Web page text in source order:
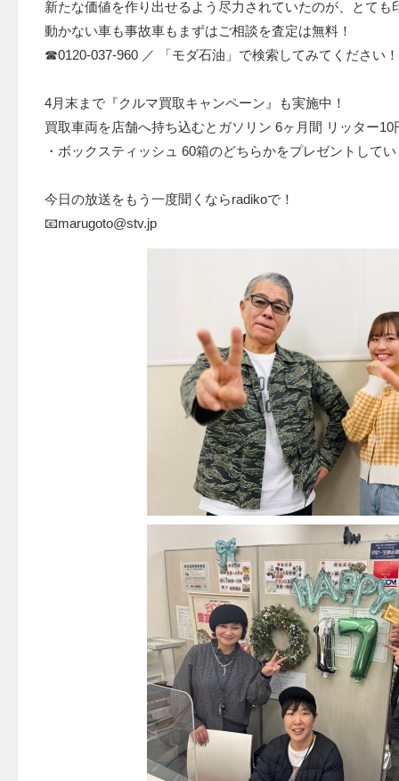
新たな価値を作り出せるよう尽力されていたのが、⁡とても
動かない車も事故車もまずはご相談を査定は無料！
☎0120-037-960 ／ 「モダ石油」で検索してみてください！
4月末まで『クルマ買取キャンペーン』も実施中！
買取車両を店舗へ持ち込むとガソリン 6ヶ月間 リッター10
・ボックスティッシュ 60箱のどちらかをプレゼントして
今日の放送をもう一度聞くならradikoで！
📧marugoto@stv.jp